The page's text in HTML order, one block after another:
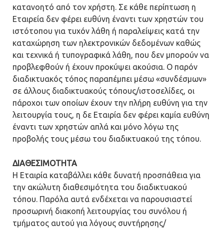
κατανοητό από τον χρήστη. Σε κάθε περίπτωση η
Εταιρεία δεν φέρει ευθύνη έναντι των χρηστών του
ιστότοπου για τυχόν λάθη ή παραλείψεις κατά την
καταχώρηση των ηλεκτρονικών δεδομένων καθώς
και τεχνικά ή τυπογραφικά λάθη, που δεν μπορούν να
προβλεφθούν ή έχουν προκύψει ακούσια. Ο παρόν
διαδικτυακός τόπος παραπέμπει μέσω «συνδέσμων»
σε άλλους διαδικτυακούς τόπους/ιστοσελίδες, οι
πάροχοι των οποίων έχουν την πλήρη ευθύνη για την
λειτουργία τους, η δε Εταιρία δεν φέρει καμία ευθύνη
έναντι των χρηστών απλά και μόνο λόγω της
προβολής τους μέσω του διαδικτυακού της τόπου.
ΔΙΑΘΕΣΙΜΟΤΗΤΑ
Η Εταιρία καταβάλλει κάθε δυνατή προσπάθεια για
την ακώλυτη διαθεσιμότητα του διαδικτυακού
τόπου. Παρόλα αυτά ενδέχεται να παρουσιαστεί
προσωρινή διακοπή λειτουργίας του συνόλου ή
τμήματος αυτού για λόγους συντήρησης/